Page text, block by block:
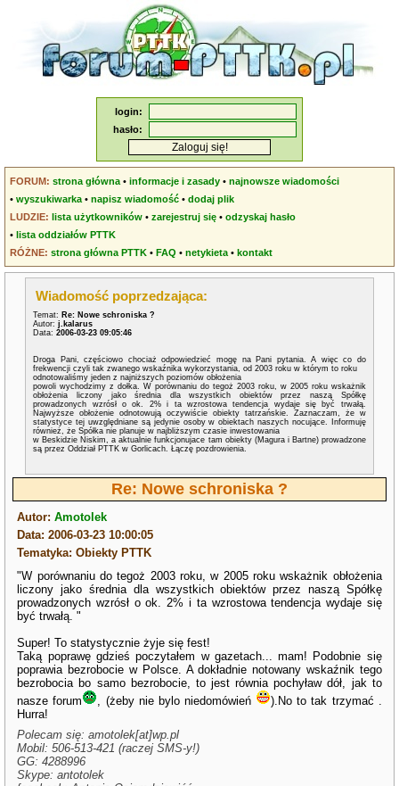
login:
hasło:
FORUM: strona główna •informacje i zasady •najnowsze wiadomości
•wyszukiwarka •napisz wiadomość •dodaj plik
LUDZIE: lista użytkowników •zarejestruj się •odzyskaj hasło
•lista oddziałów PTTK
RÓŻNE: strona główna PTTK •FAQ •netykieta •kontakt
Wiadomość poprzedzająca:
Temat: Re: Nowe schroniska ?
Autor:j.kalarus
Data:2006-03-23 09:05:46
Droga Pani, częściowo chociaż odpowiedzieć mogę na Pani pytania. A więc co do
frekwencji czyli tak zwanego wskaźnika wykorzystania, od 2003 roku w którym to roku
odnotowaliśmy jeden z najniższych poziomów obłożenia
powoli wychodzimy z dołka. W porównaniu do tegoż 2003 roku, w 2005 roku wskażnik
obłożenia liczony jako średnia dla wszystkich obiektów przez naszą Spółkę
prowadzonych wzrósł o ok. 2% i ta wzrostowa tendencja wydaje się być trwałą.
Najwyższe obłożenie odnotowują oczywiście obiekty tatrzańskie. Zaznaczam, że w
statystyce tej uwzględniane są jedynie osoby w obiektach naszych nocujące. Informuję
również, że Spółka nie planuje w najbliższym czasie inwestowania
w Beskidzie Niskim, a aktualnie funkcjonujace tam obiekty (Magura i Bartne) prowadzone
są przez Oddział PTTK w Gorlicach. Łączę pozdrowienia.
Re: Nowe schroniska ?
Autor:Amotolek
Data: 2006-03-23 10:00:05
Tematyka: Obiekty PTTK
"W porównaniu do tegoż 2003 roku, w 2005 roku wskażnik obłożenia
liczony jako średnia dla wszystkich obiektów przez naszą Spółkę
prowadzonych wzrósł o ok. 2% i ta wzrostowa tendencja wydaje się
być trwałą. "
Super! To statystycznie żyje się fest!
Taką poprawę gdzieś poczytałem w gazetach... mam! Podobnie się
poprawia bezrobocie w Polsce. A dokładnie notowany wskaźnik tego
bezrobocia bo samo bezrobocie, to jest równia pochyław dół, jak to
nasze forum
, (żeby nie bylo niedomówień
).No to tak trzymać .
Hurra!
Polecam się: amotolek[at]wp.pl
Mobil: 506-513-421 (raczej SMS-y!)
GG: 4288996
Skype: antotolek